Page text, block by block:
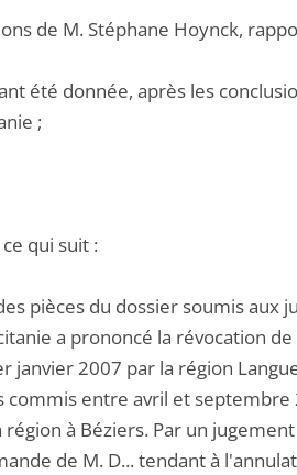
de M. Stéphane Hoynck,
été donnée, après les
;
qui suit :
pièces du dossier soumis
a prononcé la révocation
janvier 2007 par la région
commis entre avril et
région à Béziers. Par un
de M. D... tendant à